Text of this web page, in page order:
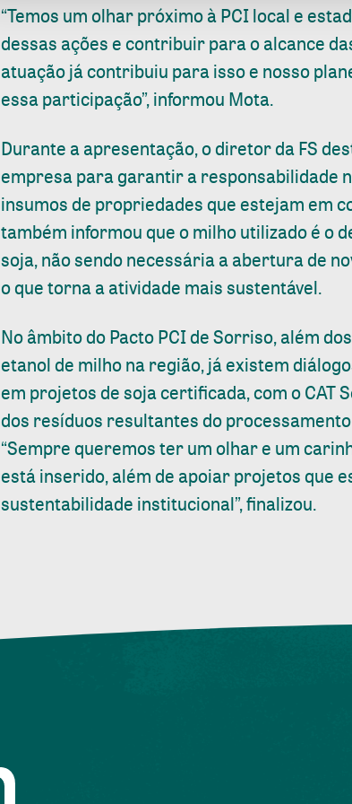
“Temos um olhar próximo à PCI local e
dessas ações e contribuir para o alcance
atuação já contribuiu para isso e nosso
essa participação”, informou Mota.
Durante a apresentação, o diretor da FS
empresa para garantir a responsabilidade
insumos de propriedades que estejam em
também informou que o milho utilizado é o
soja, não sendo necessária a abertura de
o que torna a atividade mais sustentável.
No âmbito do Pacto PCI de Sorriso, além
etanol de milho na região, já existem
em projetos de soja certificada, com o CAT
dos resíduos resultantes do
“Sempre queremos ter um olhar e um
está inserido, além de apoiar projetos que
sustentabilidade institucional”, finalizou.